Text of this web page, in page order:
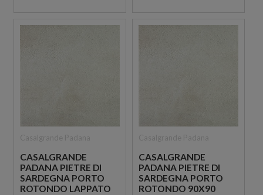
CASALGRANDE
PADANA PIETRE DI
SARDEGNA PORTO
ROTONDO LAPPATO
CASALGRANDE
PADANA PIETRE DI
SARDEGNA PORTO
ROTONDO 90X90